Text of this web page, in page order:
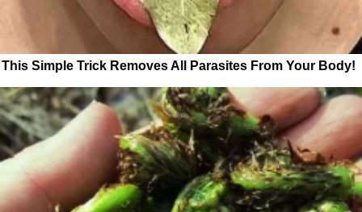
This Simple Trick Removes All Parasites From Your Body!